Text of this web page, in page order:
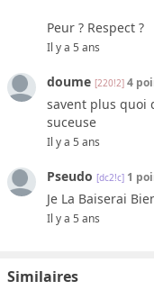
Peur ? Respect ?
Il y a 5 ans
doume [220!2] 4
savent plus quoi
suceuse
Il y a 5 ans
Pseudo [dc2!c] 1
Je La Baiserai
Il y a 5 ans
Similaires